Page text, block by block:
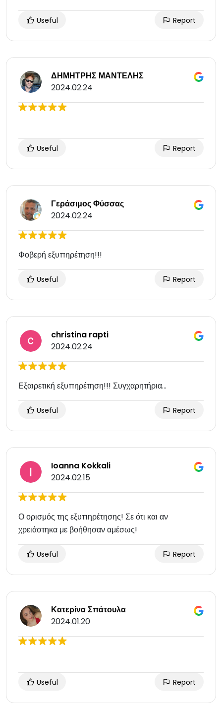
Useful Report
ΔΗΜΗΤΡΗΣ ΜΑΝΤΕΛΗΣ
2024.02.24
Useful Report
Γεράσιμος Φύσσας
2024.02.24
Φοβερή εξυπηρέτηση!!!
Useful Report
christina rapti
2024.02.24
Εξαιρετική εξυπηρέτηση!!! Συγχαρητήρια...
Useful Report
Ioanna Kokkali
2024.02.15
Ο ορισμός της εξυπηρέτησης! Σε ότι και αν
χρειάστηκα με βοήθησαν αμέσως!
Useful Report
Κατερίνα Σπάτουλα
2024.01.20
Useful Report